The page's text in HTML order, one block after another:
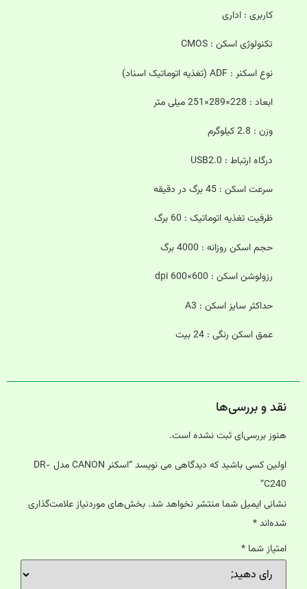
کاربری : اداری
تکنولوژی اسکن : CMOS
نوع اسکنر : ADF (تغذیه اتوماتیک اسناد)
ابعاد : 228×289×251 میلی متر
وزن : 2.8 کیلوگرم
درگاه ارتباط : USB2.0
سرعت اسکن : 45 برگ در دقیقه
ظرفیت تغذیه اتوماتیک : 60 برگ
حجم اسکن روزانه : 4000 برگ
رزولوشن اسکن : 600×600 dpi
حداکثر سایز اسکن : A3
عمق اسکن رنگی : 24 بیت
نقد و بررسی‌ها
هنوز بررسی‌ای ثبت نشده است.
اولین کسی باشید که دیدگاهی می نویسد “اسکنر CANON مدل DR-
C240”
نشانی ایمیل شما منتشر نخواهد شد. بخش‌های موردنیاز علامت‌گذاری
شده‌اند*
امتیاز شما *